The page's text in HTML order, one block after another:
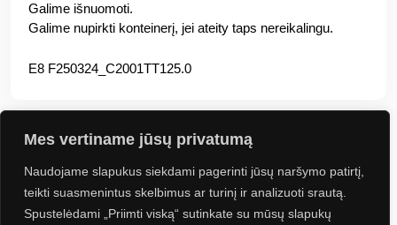
Mes vertiname jūsų privatumą
Naudojame slapukus siekdami pagerinti jūsų naršymo patirtį,
teikti suasmenintus skelbimus ar turinį ir analizuoti srautą.
Spustelėdami „Priimti viską“ sutinkate su mūsų slapukų
Galime išnuomoti.
Galime nupirkti konteinerį, jei ateity taps nereikalingu.
E8 F250324_C2001TT125.0
Jus gali sudominti